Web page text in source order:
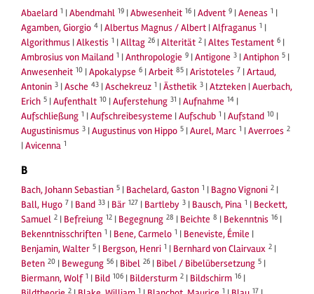
Abaelard 1 |Abendmahl 19 |Abwesenheit 16 |Advent 9 |Aeneas 1 |
Agamben, Giorgio 4 |Albertus Magnus / Albert |Alfraganus 1 |
Algorithmus |Alkestis 1 |Alltag 26 |Alterität 2 |Altes Testament 6 |
Ambrosius von Mailand 1 |Anthropologie 9 |Antigone 3 |Antiphon 5 |
Anwesenheit 10 |Apokalypse 6 |Arbeit 85 |Aristoteles 7 |Artaud,
Antonin 3 |Asche 43 |Aschekreuz 1 |Ästhetik 3 |Atzteken |Auerbach,
Erich 5 |Aufenthalt 10 |Auferstehung 31 |Aufnahme 14 |
Aufschließung 1 |Aufschreibesysteme |Aufschub 1 |Aufstand 10 |
Augustinismus 3 |Augustinus von Hippo 5 |Aurel, Marc 1 |Averroes 2
|Avicenna 1
B
Bach, Johann Sebastian 5 | Bachelard, Gaston 1 | Bagno Vignoni 2 |
Ball, Hugo 7 | Band 33 | Bär 127 | Bartleby 3 | Bausch, Pina 1 | Beckett,
Samuel 2 | Befreiung 12 | Begegnung 28 | Beichte 8 | Bekenntnis 16 |
Bekenntnisschriften 1 | Bene, Carmelo 1 | Beneviste, Émile |
Benjamin, Walter 5 | Bergson, Henri 1 | Bernhard von Clairvaux 2 |
Beten 20 | Bewegung 56 | Bibel 26 | Bibel / Bibelübersetzung 5 |
Biermann, Wolf 1 | Bild 106 | Bildersturm 2 | Bildschirm 16 |
2 1 1 17